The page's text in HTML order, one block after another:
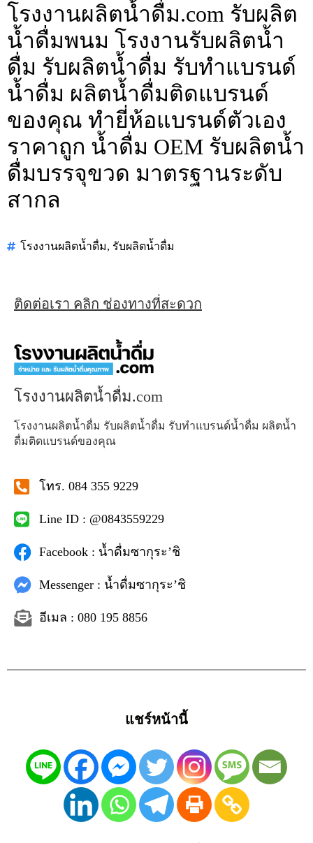
โรงงานผลิตน้ำดื่ม.com รับผลิต
น้ำดื่มพนม โรงงานรับผลิตน้ำ
ดื่ม รับผลิตน้ำดื่ม รับทำแบรนด์
น้ำดื่ม ผลิตน้ำดื่มติดแบรนด์
ของคุณ ทำยี่ห้อแบรนด์ตัวเอง
ราคาถูก น้ำดื่ม OEM รับผลิตน้ำ
ดื่มบรรจุขวด มาตรฐานระดับ
สากล
โรงงานผลิตน้ำดื่ม, รับผลิตน้ำดื่ม
ติดต่อเรา คลิก ช่องทางที่สะดวก
โรงงานผลิตน้ำดื่ม.com
โรงงานผลิตน้ำดื่ม รับผลิตน้ำดื่ม รับทำแบรนด์น้ำดื่ม ผลิตน้ำ
ดื่มติดแบรนด์ของคุณ
โทร. 084 355 9229
Line ID : @0843559229
Facebook : น้ำดื่มซากุระ’ชิ
Messenger : น้ำดื่มซากุระ’ชิ
อีเมล : 080 195 8856
แชร์หน้านี้